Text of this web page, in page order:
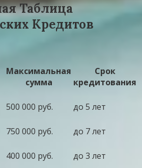
Таблица
Кредитов
Максимальная
сумма
Срок
кредитования
500 000 руб.
до 5 лет
750 000 руб.
до 7 лет
400 000 руб.
до 3 лет